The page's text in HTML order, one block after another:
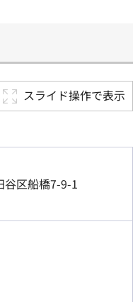
スライド操作で表示
区船橋7-9-1